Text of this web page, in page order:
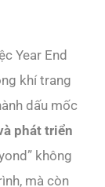
Year End
khí trang
dấu mốc
phát triển
không
mà còn